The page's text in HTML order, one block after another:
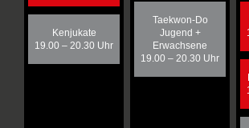
Kenjukate
19.00 – 20.30 Uhr
Taekwon-Do
Jugend +
Erwachsene
19.00 – 20.30 Uhr